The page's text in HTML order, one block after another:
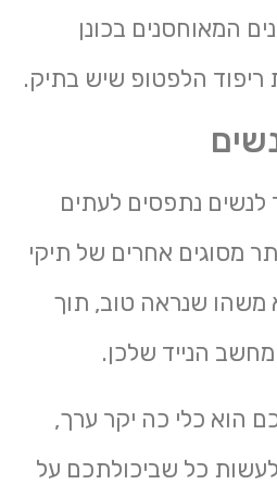
המאוחסנים בכונן
ריפוד הלפטופ שיש בתיק.
לנשים נתפסים לעתים
מסוגים אחרים של תיקי
שנראה טוב, תוך
הנייד שלכן.
הוא כלי כה יקר ערך,
כל שביכולתכם על